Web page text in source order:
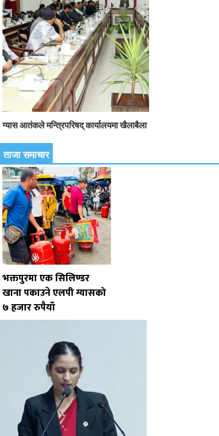
ग्यास आतंकले मन्त्रिपरिषद् कार्यालयमा खैलाबैला
ताजा समाचार
भक्तपुरमा एक सिलिण्डर
खाना पकाउने एलपी ग्यासको
७ हजार रुपैयाँ